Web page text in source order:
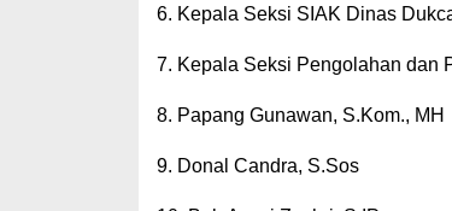
6. Kepala Seksi SIAK Dinas
7. Kepala Seksi Pengolahan dan
8. Papang Gunawan, S.Kom., MH
9. Donal Candra, S.Sos